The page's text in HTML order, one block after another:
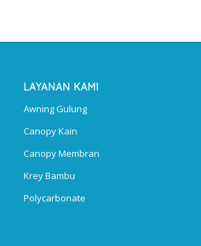
LAYANAN KAMI
Awning Gulung
Canopy Kain
Canopy Membran
Krey Bambu
Polycarbonate